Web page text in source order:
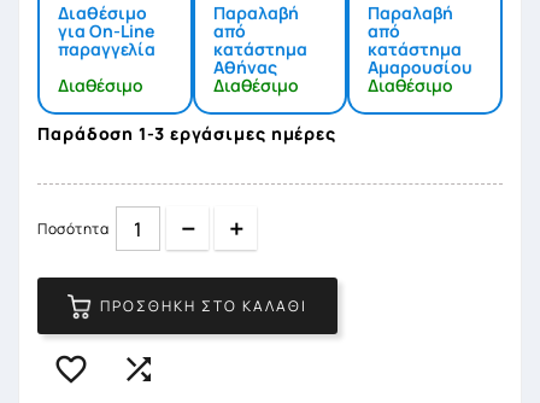
Διαθέσιμο
για On-Line
παραγγελία
Διαθέσιμο
Παραλαβή
από
κατάστημα
Αθήνας
Διαθέσιμο
Παραλαβή
από
κατάστημα
Αμαρουσίου
Διαθέσιμο
Παράδοση 1-3 εργάσιμες ημέρες
Ποσότητα Quantity
ΠΡΟΣΘΉΚΗ ΣΤΟ ΚΑΛΆΘΙ
 